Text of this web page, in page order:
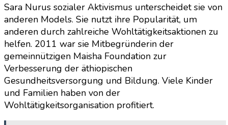
Sara Nurus sozialer Aktivismus unterscheidet sie von
anderen Models. Sie nutzt ihre Popularität, um
anderen durch zahlreiche Wohltätigkeitsaktionen zu
helfen. 2011 war sie Mitbegründerin der
gemeinnützigen Maisha Foundation zur
Verbesserung der äthiopischen
Gesundheitsversorgung und Bildung. Viele Kinder
und Familien haben von der
Wohltätigkeitsorganisation profitiert.